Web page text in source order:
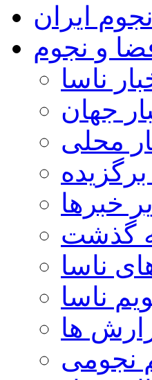
ایران
فضا و نجوم
ناسا
جهان
محلی
خبرها
گذشت
ناسا
ناسا
ها
نجومی